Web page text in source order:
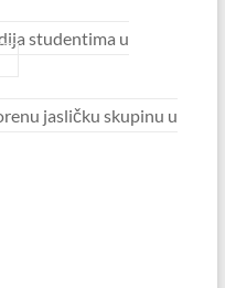
studentima u
jasličku skupinu u